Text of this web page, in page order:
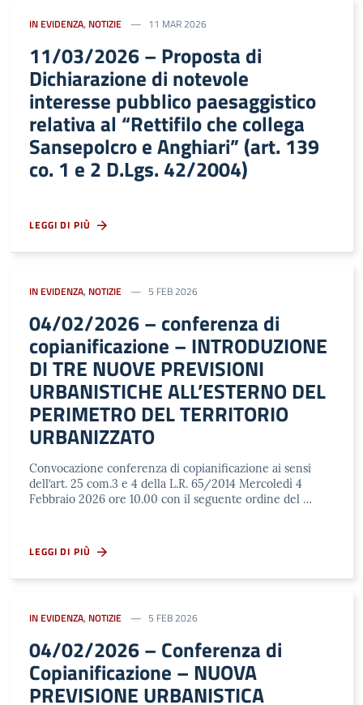
IN EVIDENZA, NOTIZIE 11 MAR 2026
11/03/2026 – Proposta di
Dichiarazione di notevole
interesse pubblico paesaggistico
relativa al “Rettifilo che collega
Sansepolcro e Anghiari” (art. 139
co. 1 e 2 D.Lgs. 42/2004)
LEGGI DI PIÙ
IN EVIDENZA, NOTIZIE 5 FEB 2026
04/02/2026 – conferenza di
copianificazione – INTRODUZIONE
DI TRE NUOVE PREVISIONI
URBANISTICHE ALL’ESTERNO DEL
PERIMETRO DEL TERRITORIO
URBANIZZATO
Convocazione conferenza di copianificazione ai sensi
dell’art. 25 com.3 e 4 della L.R. 65/2014 Mercoledì 4
Febbraio 2026 ore 10.00 con il seguente ordine del …
LEGGI DI PIÙ
IN EVIDENZA, NOTIZIE 5 FEB 2026
04/02/2026 – Conferenza di
Copianificazione – NUOVA
PREVISIONE URBANISTICA